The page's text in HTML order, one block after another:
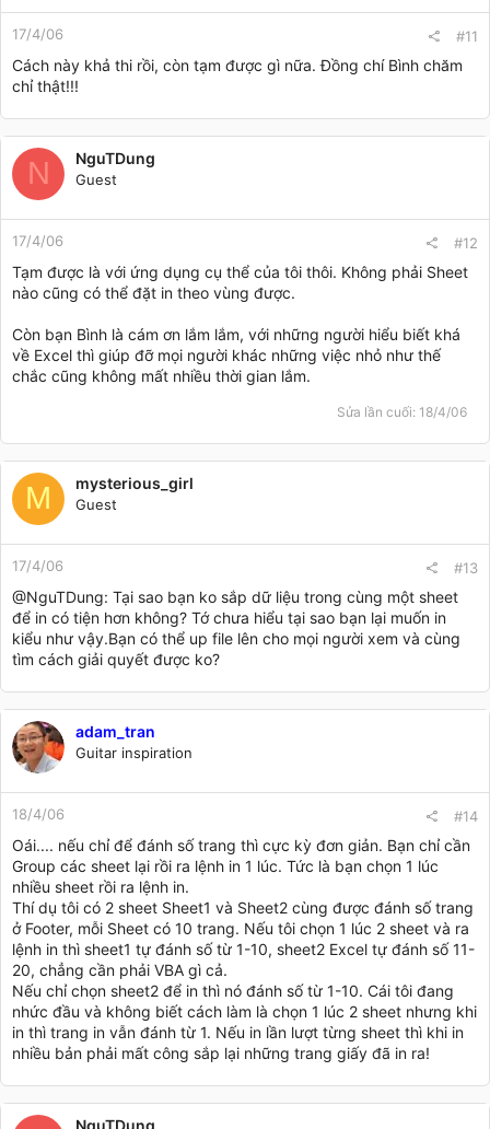
17/4/06 #11
Cách này khả thi rồi, còn tạm được gì nữa. Đồng chí Bình chăm
chỉ thật!!!
N NguTDung
Guest
17/4/06 #12
Tạm được là với ứng dụng cụ thể của tôi thôi. Không phải Sheet
nào cũng có thể đặt in theo vùng được.
Còn bạn Bình là cám ơn lắm lắm, với những người hiểu biết khá
về Excel thì giúp đỡ mọi người khác những việc nhỏ như thế
chắc cũng không mất nhiều thời gian lắm.
Sửa lần cuối: 18/4/06
M mysterious_girl
Guest
17/4/06 #13
@NguTDung: Tại sao bạn ko sắp dữ liệu trong cùng một sheet
để in có tiện hơn không? Tớ chưa hiểu tại sao bạn lại muốn in
kiểu như vậy.Bạn có thể up file lên cho mọi người xem và cùng
tìm cách giải quyết được ko?
adam_tran
Guitar inspiration
18/4/06 #14
Oái.... nếu chỉ để đánh số trang thì cực kỳ đơn giản. Bạn chỉ cần
Group các sheet lại rồi ra lệnh in 1 lúc. Tức là bạn chọn 1 lúc
nhiều sheet rồi ra lệnh in.
Thí dụ tôi có 2 sheet Sheet1 và Sheet2 cùng được đánh số trang
ở Footer, mỗi Sheet có 10 trang. Nếu tôi chọn 1 lúc 2 sheet và ra
lệnh in thì sheet1 tự đánh số từ 1-10, sheet2 Excel tự đánh số 11-
20, chẳng cần phải VBA gì cả.
Nếu chỉ chọn sheet2 để in thì nó đánh số từ 1-10. Cái tôi đang
nhức đầu và không biết cách làm là chọn 1 lúc 2 sheet nhưng khi
in thì trang in vẫn đánh từ 1. Nếu in lần lượt từng sheet thì khi in
nhiều bản phải mất công sắp lại những trang giấy đã in ra!
NguTDung